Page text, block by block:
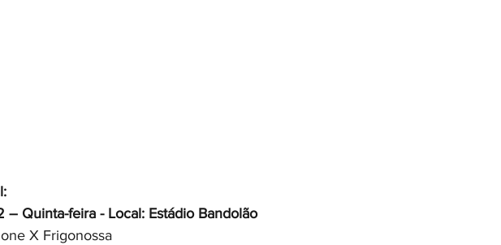
– Quinta-feira - Local: Estádio Bandolão
X Frigonossa